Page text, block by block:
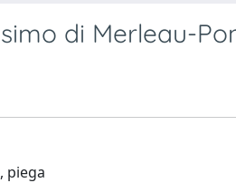
di Merleau-
piega